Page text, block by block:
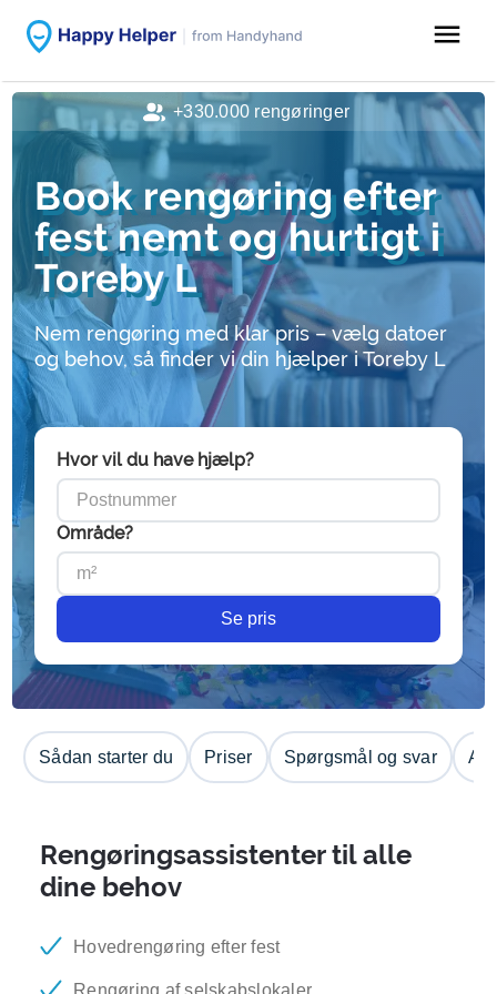
menu
Book rengøring efter
fest nemt og hurtigt i
Toreby L
Nem rengøring med klar pris – vælg datoer
og behov, så finder vi din hjælper i Toreby L
Hvor vil du have hjælp?
Område?
Se pris
Sådan starter du Priser Spørgsmål og svar
Rengøringsassistenter til alle
dine behov
Hovedrengøring efter fest
Rengøring af selskabslokaler
+330.000 rengøringer